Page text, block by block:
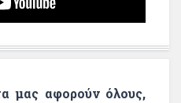
μας αφορούν όλους,